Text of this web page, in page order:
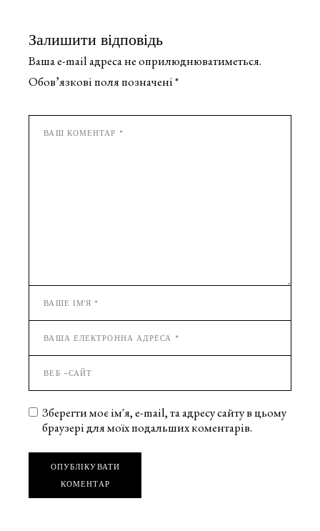
Залишити відповідь
Ваша e-mail адреса не оприлюднюватиметься.
Обов’язкові поля позначені*
Зберегти моє ім'я, e-mail, та адресу сайту в цьому
браузері для моїх подальших коментарів.
ОПУБЛІКУВАТИ
КОМЕНТАР